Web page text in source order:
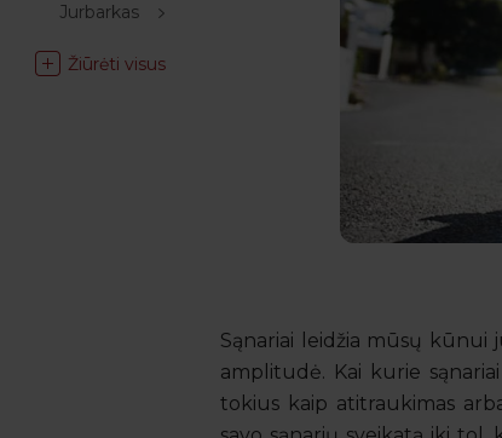
Jurbarkas
Žiūrėti visus
Sąnariai leidžia mūsų
amplitudė. Kai kurie
tokius kaip atitraukimas